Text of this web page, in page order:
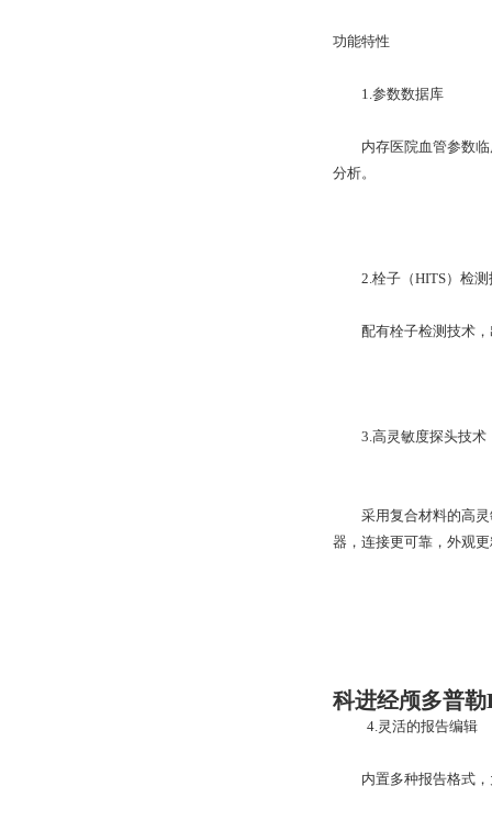
功能特性
1.参数数据库
内存医院血管参数临
分析。
2.栓子（HITS）检测
配有栓子检测技术，
3.高灵敏度探头技术
采用复合材料的高灵
器，连接更可靠，外观
科进经颅多普勒
4.灵活的报告编辑
内置多种报告格式，